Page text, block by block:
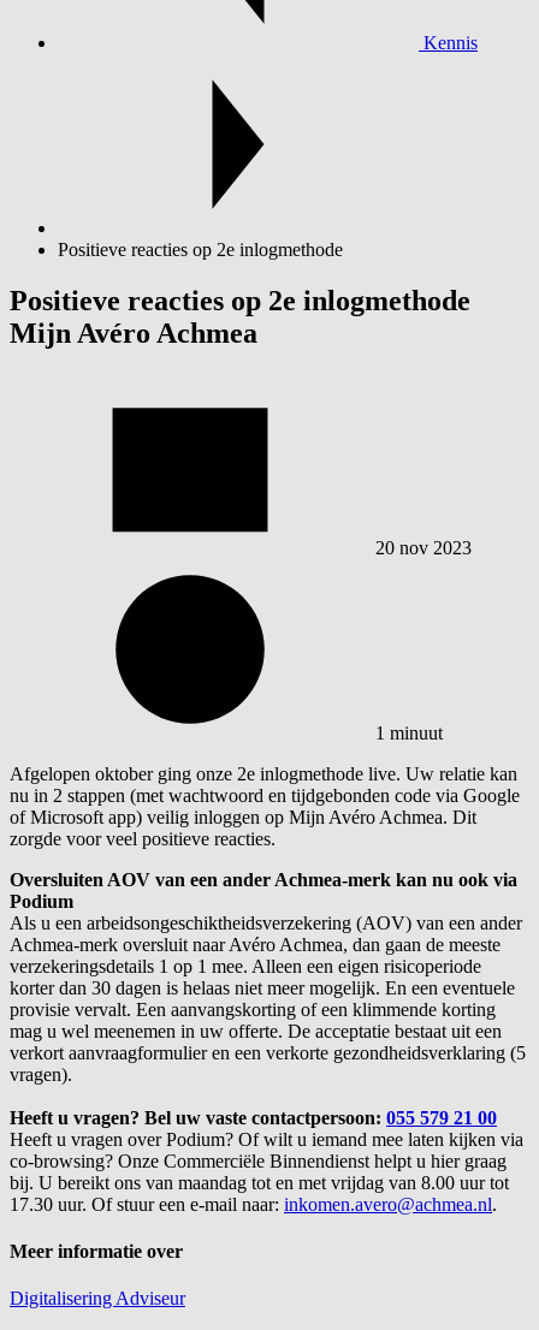
Kennis
Positieve reacties op 2e inlogmethode
Positieve reacties op 2e inlogmethode
Mijn Avéro Achmea
20 nov 2023
1 minuut
Afgelopen oktober ging onze 2e inlogmethode live. Uw relatie kan
nu in 2 stappen (met wachtwoord en tijdgebonden code via Google
of Microsoft app) veilig inloggen op Mijn Avéro Achmea. Dit
zorgde voor veel positieve reacties.
Oversluiten AOV van een ander Achmea-merk kan nu ook via
Podium
Als u een arbeidsongeschiktheidsverzekering (AOV) van een ander
Achmea-merk oversluit naar Avéro Achmea, dan gaan de meeste
verzekeringsdetails 1 op 1 mee. Alleen een eigen risicoperiode
korter dan 30 dagen is helaas niet meer mogelijk. En een eventuele
provisie vervalt. Een aanvangskorting of een klimmende korting
mag u wel meenemen in uw offerte. De acceptatie bestaat uit een
verkort aanvraagformulier en een verkorte gezondheidsverklaring (5
vragen).
Heeft u vragen? Bel uw vaste contactpersoon: 055 579 21 00
Heeft u vragen over Podium? Of wilt u iemand mee laten kijken via
co-browsing? Onze Commerciële Binnendienst helpt u hier graag
bij. U bereikt ons van maandag tot en met vrijdag van 8.00 uur tot
17.30 uur. Of stuur een e-mail naar: inkomen.avero@achmea.nl.
Meer informatie over
DigitaliseringAdviseur